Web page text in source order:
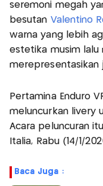
seremoni megah
besutan Valentino
warna yang lebih
estetika musim lalu
merepresentasikan
Pertamina Enduro
meluncurkan livery
Acara peluncuran
Italia, Rabu (14/1/
Baca Juga :